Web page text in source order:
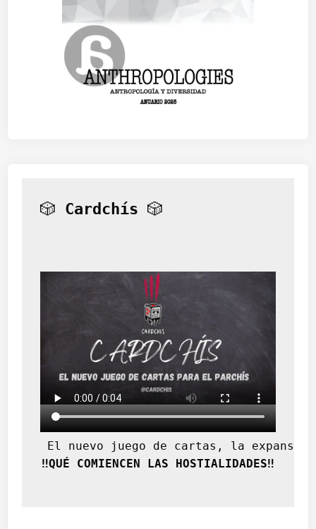
🎲 Cardchís 🎲
El nuevo juego de cartas, la
‼️QUÉ COMIENCEN LAS HOSTIALIDADES‼️